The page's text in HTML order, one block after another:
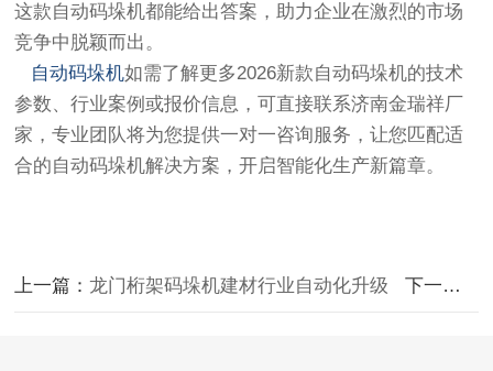
这款自动码垛机都能给出答案，助力企业在激烈的市场
竞争中脱颖而出。
自动码垛机如需了解更多2026新款自动码垛机的技术
参数、行业案例或报价信息，可直接联系济南金瑞祥厂
家，专业团队将为您提供一对一咨询服务，让您匹配适
合的自动码垛机解决方案，开启智能化生产新篇章。
上一篇：龙门桁架码垛机建材行业自动化升级 下一篇：